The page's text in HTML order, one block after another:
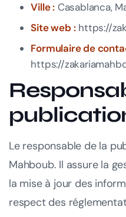
Ville : Casablanca,
Site web :https://
Formulaire de
https://
Le responsable de la
Mahboub. Il assure la
la mise à jour des
respect des